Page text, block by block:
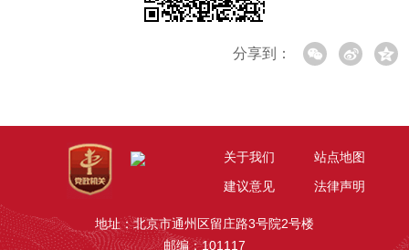
分享到：
关于我们
站点地图
建议意见
法律声明
地址：北京市通州区留庄路3号院2号楼
邮编：101117